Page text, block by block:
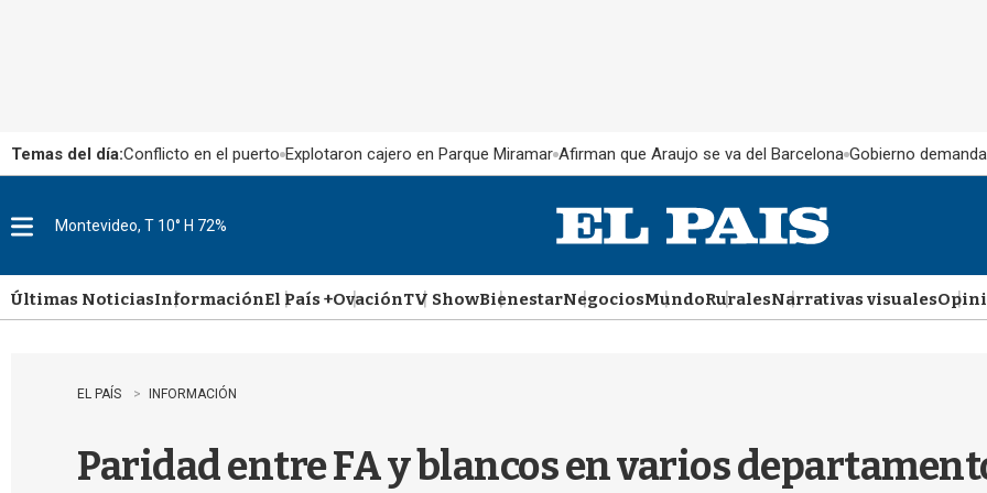
Temas del día:Conflicto en el puerto Explotaron cajero en Parque Miramar Afirman que Araujo se va del Barcelona Gobierno
u
Montevideo, T 10° H 72%
Últimas NoticiasInformaciónEl País +OvaciónTV ShowBienestarNegociosMundoRuralesNarrativas visuales
EL PAÍS INFORMACIÓN
Paridad entre FA y blancos en varios